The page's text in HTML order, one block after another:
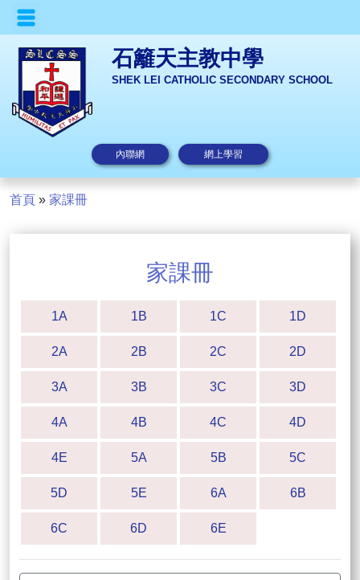
石籬天主教中學
SHEK LEI CATHOLIC SECONDARY SCHOOL
內聯網 網上學習
首頁 » 家課冊
家課冊
1A 1B 1C 1D
2A 2B 2C 2D
3A 3B 3C 3D
4A 4B 4C 4D
4E 5A 5B 5C
5D 5E 6A 6B
6C 6D 6E